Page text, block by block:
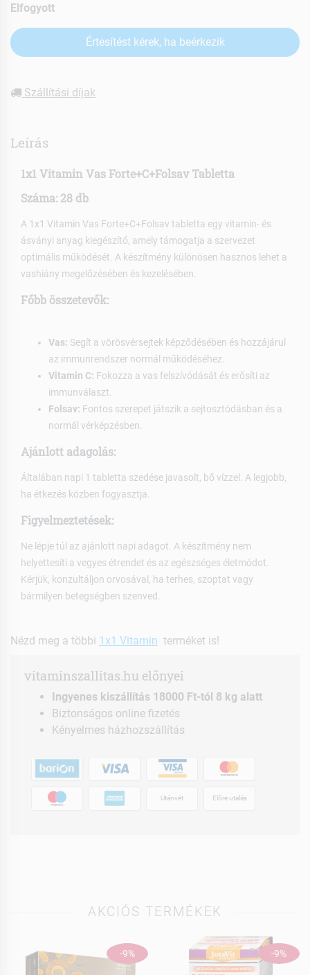
Elfogyott
Értesítést kérek, ha beérkezik
Szállítási díjak
Leírás
1x1 Vitamin Vas Forte+C+Folsav Tabletta
Száma: 28 db
A 1x1 Vitamin Vas Forte+C+Folsav tabletta egy vitamin- és
ásványi anyag kiegészítő, amely támogatja a szervezet
optimális működését. A készítmény különösen hasznos lehet a
vashiány megelőzésében és kezelésében.
Főbb összetevők:
Vas: Segít a vörösvérsejtek képződésében és hozzájárul
az immunrendszer normál működéséhez.
Vitamin C: Fokozza a vas felszívódását és erősíti az
immunválaszt.
Folsav: Fontos szerepet játszik a sejtosztódásban és a
normál vérképzésben.
Ajánlott adagolás:
Általában napi 1 tabletta szedése javasolt, bő vízzel. A legjobb,
ha étkezés közben fogyasztja.
Figyelmeztetések:
Ne lépje túl az ajánlott napi adagot. A készítmény nem
helyettesíti a vegyes étrendet és az egészséges életmódot.
Kérjük, konzultáljon orvosával, ha terhes, szoptat vagy
bármilyen betegségben szenved.
Nézd meg a többi 1x1 Vitamin terméket is!
vitaminszallitas.hu előnyei
Ingyenes kiszállítás 18000 Ft-tól 8 kg alatt
Biztonságos online fizetés
Kényelmes házhozszállítás
Utánvét Előre utalás
AKCIÓS TERMÉKEK
-9% -9%